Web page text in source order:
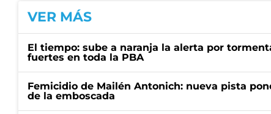
VER MÁS
El tiempo: sube a naranja la alerta por
fuertes en toda la PBA
Femicidio de Mailén Antonich: nueva pista
de la emboscada